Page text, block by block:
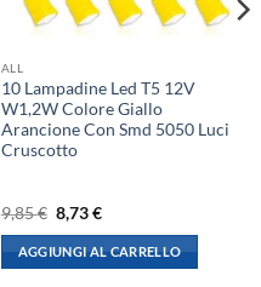
ALL
10 Lampadine Led T5 12V
W1,2W Colore Giallo
Arancione Con Smd 5050 Luci
Cruscotto
9,85€ Il
prezzo
originale
era:
9,85 €.
8,73€Il
attuale
è:
8,73 €.
AGGIUNGI AL CARRELLO